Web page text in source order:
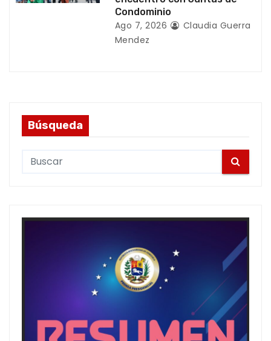
Condominio
Ago 7, 2026
Claudia Guerra
Mendez
Búsqueda
c